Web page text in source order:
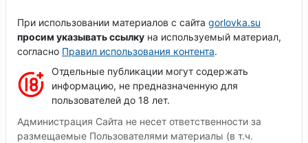
При использовании материалов с сайта gorlovka.su
просим указывать ссылку на используемый материал,
согласно Правил использования контента.
Отдельные публикации могут содержать
информацию, не предназначенную для
пользователей до 18 лет.
Администрация Сайта не несет ответственности за
размещаемые Пользователями материалы (в т.ч.